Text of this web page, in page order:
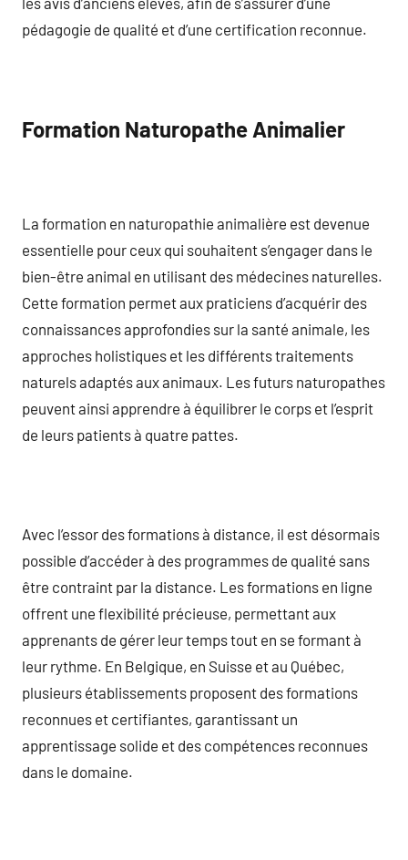
pédagogie de qualité et d’une certification reconnue.
Formation Naturopathe Animalier
La formation en naturopathie animalière est devenue
essentielle pour ceux qui souhaitent s’engager dans le
bien-être animal en utilisant des médecines naturelles.
Cette formation permet aux praticiens d’acquérir des
connaissances approfondies sur la santé animale, les
approches holistiques et les différents traitements
naturels adaptés aux animaux. Les futurs naturopathes
peuvent ainsi apprendre à équilibrer le corps et l’esprit
de leurs patients à quatre pattes.
Avec l’essor des formations à distance, il est désormais
possible d’accéder à des programmes de qualité sans
être contraint par la distance. Les formations en ligne
offrent une flexibilité précieuse, permettant aux
apprenants de gérer leur temps tout en se formant à
leur rythme. En Belgique, en Suisse et au Québec,
plusieurs établissements proposent des formations
reconnues et certifiantes, garantissant un
apprentissage solide et des compétences reconnues
dans le domaine.